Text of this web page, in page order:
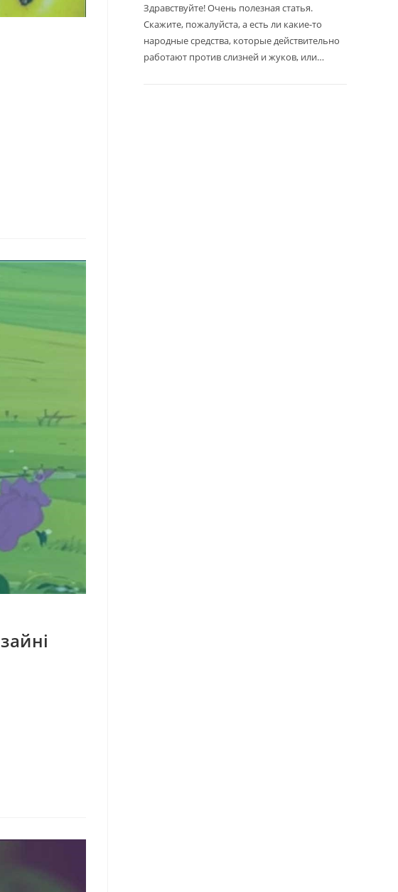
Здравствуйте! Очень полезная статья.
Скажите, пожалуйста, а есть ли какие-то
народные средства, которые действительно
работают против слизней и жуков, или…